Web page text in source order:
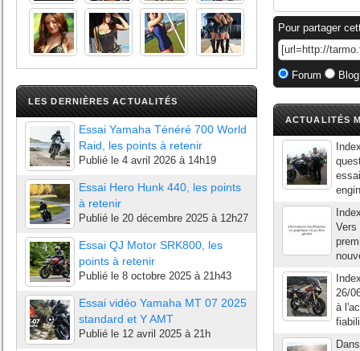
LES DERNIÈRES ACTUALITÉS
Essai Yamaha Ténéré 700 World
Raid, les points à retenir
Publié le 4 avril 2026 à 14h19
Essai Hero Hunk 440, les points
à retenir
Publié le 20 décembre 2025 à 12h27
Essai QJ Motor SRK800, les
points à retenir
Publié le 8 octobre 2025 à 21h43
Essai vidéo Yamaha MT 07 2025
standard et Y AMT
Publié le 12 avril 2025 à 21h
Pour partager
Forum
ACTUALITÉS
Vers
26/
à